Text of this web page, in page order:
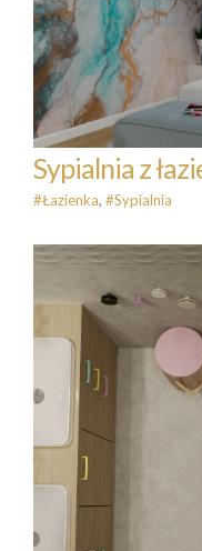
Sypialnia z
#Łazienka, #Sypialnia